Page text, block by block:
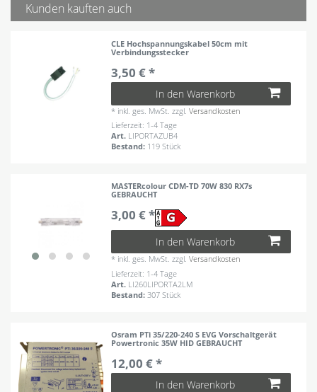
Kunden kauften auch
CLE Hochspannungskabel 50cm mit
Verbindungsstecker
3,50 € *
In den Warenkorb
* inkl. ges. MwSt. zzgl.Versandkosten
Lieferzeit: 1-4 Tage
Art. LIPORTAZUB4
Bestand: 119 Stück
MASTERcolour CDM-TD 70W 830 RX7s
GEBRAUCHT
3,00 € *
In den Warenkorb
* inkl. ges. MwSt. zzgl.Versandkosten
Lieferzeit: 1-4 Tage
Art. LI260LIPORTA2LM
Bestand: 307 Stück
Osram PTi 35/220-240 S EVG Vorschaltgerät
Powertronic 35W HID GEBRAUCHT
12,00 € *
In den Warenkorb